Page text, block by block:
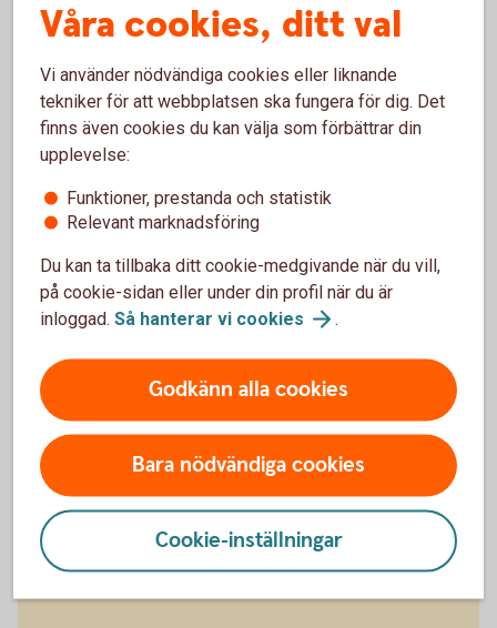
Obs: Kostnad för kassalicens tillkommer från
Kassasystem
Betalterminal från 99 kr/mån
Det ska vara enkelt att betala – och ta betalt. Nu får
du rabatt på terminalhyran under hela bindningstiden
Våra cookies, ditt val
Vi använder nödvändiga cookies eller liknande
tekniker för att webbplatsen ska fungera för dig. Det
finns även cookies du kan välja som förbättrar din
upplevelse:
Funktioner, prestanda och statistik
Relevant marknadsföring
Du kan ta tillbaka ditt cookie-medgivande när du vill,
på cookie-sidan eller under din profil när du är
inloggad. Så hanterar vi cookies .
Godkänn alla cookies
Bara nödvändiga cookies
Cookie-inställningar